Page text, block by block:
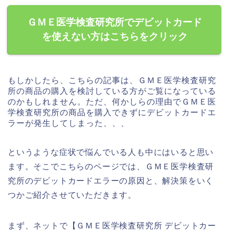
ＧＭＥ医学検査研究所でデビットカード
を使えない方はこちらをクリック
もしかしたら、こちらの記事は、ＧＭＥ医学検査研究
所の商品の購入を検討している方がご覧になっている
のかもしれません。ただ、何かしらの理由でＧＭＥ医
学検査研究所の商品を購入できずにデビットカードエ
ラーが発生してしまった、、、
というような症状で悩んでいる人も中にはいると思い
ます。そこでこちらのページでは、ＧＭＥ医学検査研
究所のデビットカードエラーの原因と、解決策をいく
つかご紹介させていただきます。
まず、ネットで【ＧＭＥ医学検査研究所 デビットカー